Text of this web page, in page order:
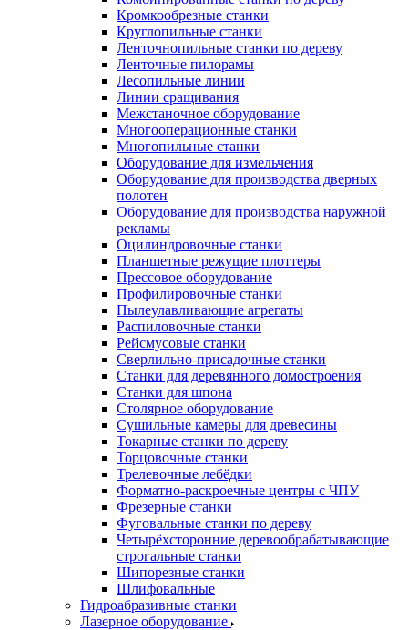
Кромкообрезные станки
Круглопильные станки
Ленточнопильные станки по дереву
Ленточные пилорамы
Лесопильные линии
Линии сращивания
Межстаночное оборудование
Многооперационные станки
Многопильные станки
Оборудование для измельчения
Оборудование для производства дверных
полотен
Оборудование для производства наружной
рекламы
Оцилиндровочные станки
Планшетные режущие плоттеры
Прессовое оборудование
Профилировочные станки
Пылеулавливающие агрегаты
Распиловочные станки
Рейсмусовые станки
Сверлильно-присадочные станки
Станки для деревянного домостроения
Станки для шпона
Столярное оборудование
Сушильные камеры для древесины
Токарные станки по дереву
Торцовочные станки
Трелевочные лебёдки
Форматно-раскроечные центры с ЧПУ
Фрезерные станки
Фуговальные станки по дереву
Четырёхсторонние деревообрабатывающие
строгальные станки
Шипорезные станки
Шлифовальные
Гидроабразивные станки
Лазерное оборудование